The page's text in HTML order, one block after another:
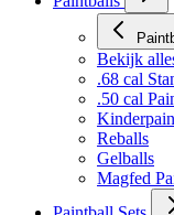
Paintballs
Bekijk
.68 cal
.50 cal
Reballs
Gelballs
Magfed